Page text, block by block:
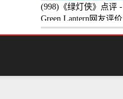
(998)《绿灯侠》点评 -
Green Lantern网友评价